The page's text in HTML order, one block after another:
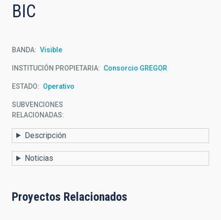
BIC
BANDA Visible
INSTITUCIÓN PROPIETARIA Consorcio GREGOR
ESTADO Operativo
SUBVENCIONES
RELACIONADAS:
Descripción
Noticias
Proyectos Relacionados